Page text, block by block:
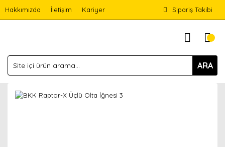
Hakkımızda İletişim Kariyer Sipariş Takibi
ARA